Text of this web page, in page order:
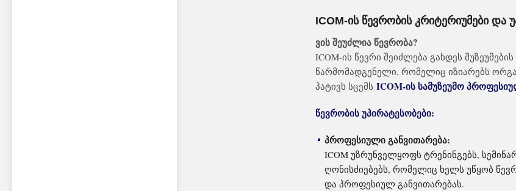
ICOM-ის წევრობის კრიტერიუმები და
ვის შეუძლია წევრობა?
ICOM-ის წევრი შეიძლება გახდეს
წარმომადგენელი, რომელიც იზიარებს
პატივს სცემს ICOM-ის სამუზეუმო
წევრობის უპირატესობები:
პროფესიული განვითარება:
ICOM უზრუნველყოფს ტრენინგებს,
ღონისძიებებს, რომელიც ხელს უწყობ
და პროფესიულ განვითარებას.